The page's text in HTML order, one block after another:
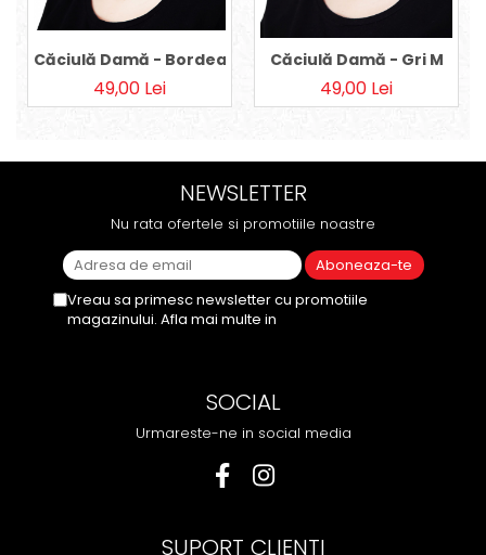
Căciulă Damă - Bordeaux/Negru M
49,00 Lei
Căciulă Damă - Gri M
49,00 Lei
NEWSLETTER
Nu rata ofertele si promotiile noastre
Vreau sa primesc newsletter cu promotiile
magazinului. Afla mai multe in
SOCIAL
Urmareste-ne in social media
SUPORT CLIENTI